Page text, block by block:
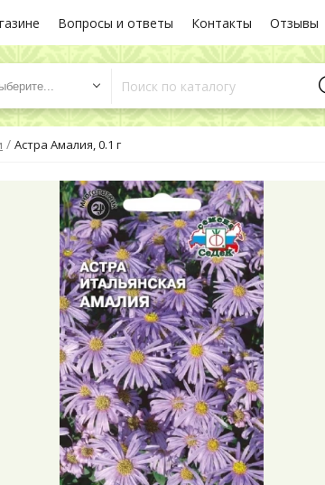
Вопросы и ответы Контакты Отзывы
/ Астра Амалия, 0.1 г